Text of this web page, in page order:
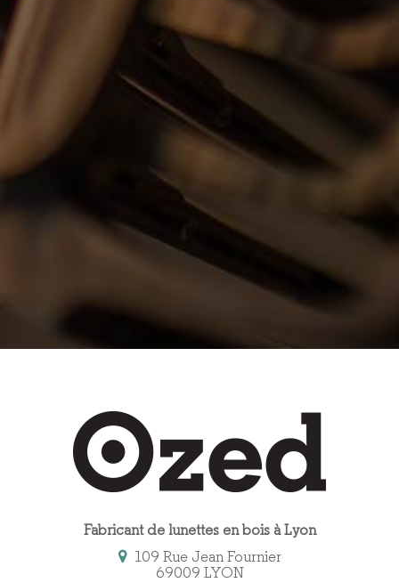
Fabricant de lunettes en bois à Lyon
109 Rue Jean Fournier
69009 LYON